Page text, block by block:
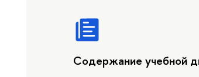
Содержание учебной